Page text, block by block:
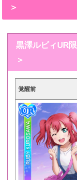
＞
黒澤ルビィUR
＞
覚醒前